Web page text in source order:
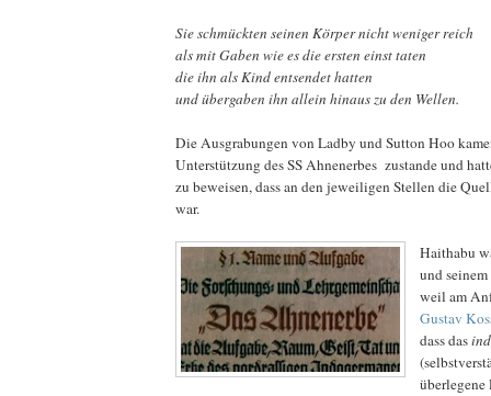
Sie schmückten seinen Körper nicht weniger reich
als mit Gaben wie es die ersten einst taten
die ihn als Kind entsendet hatten
und übergaben ihn allein hinaus zu den Wellen.
Die Ausgrabungen von Ladby und Sutton Hoo
Unterstützung des SS Ahnenerbes zustande und
zu beweisen, dass an den jeweiligen Stellen die
war.
Haithabu
und seinem
weil am
Gustav
dass das
überlegene